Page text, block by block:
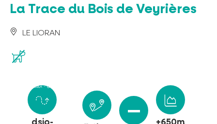
La Trace du Bois de Veyrières
LE LIORAN